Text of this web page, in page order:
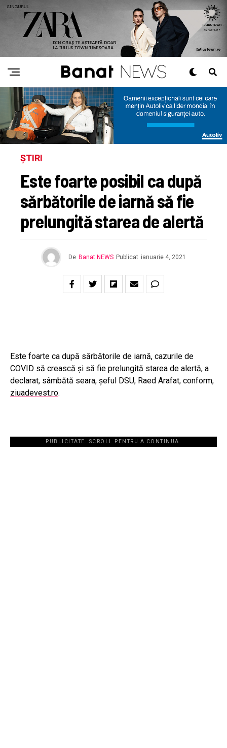
ȘTIRI
Este foarte posibil ca după
sărbătorile de iarnă să fie
prelungită starea de alertă
De Banat NEWS Publicat ianuarie 4, 2021
Este foarte ca după sărbătorile de iarnă, cazurile de
COVID să crească şi să fie prelungită starea de alertă, a
declarat, sâmbătă seara, şeful DSU, Raed Arafat, conform,
ziuadevest.ro.
PUBLICITATE. SCROLL PENTRU A CONTINUA.